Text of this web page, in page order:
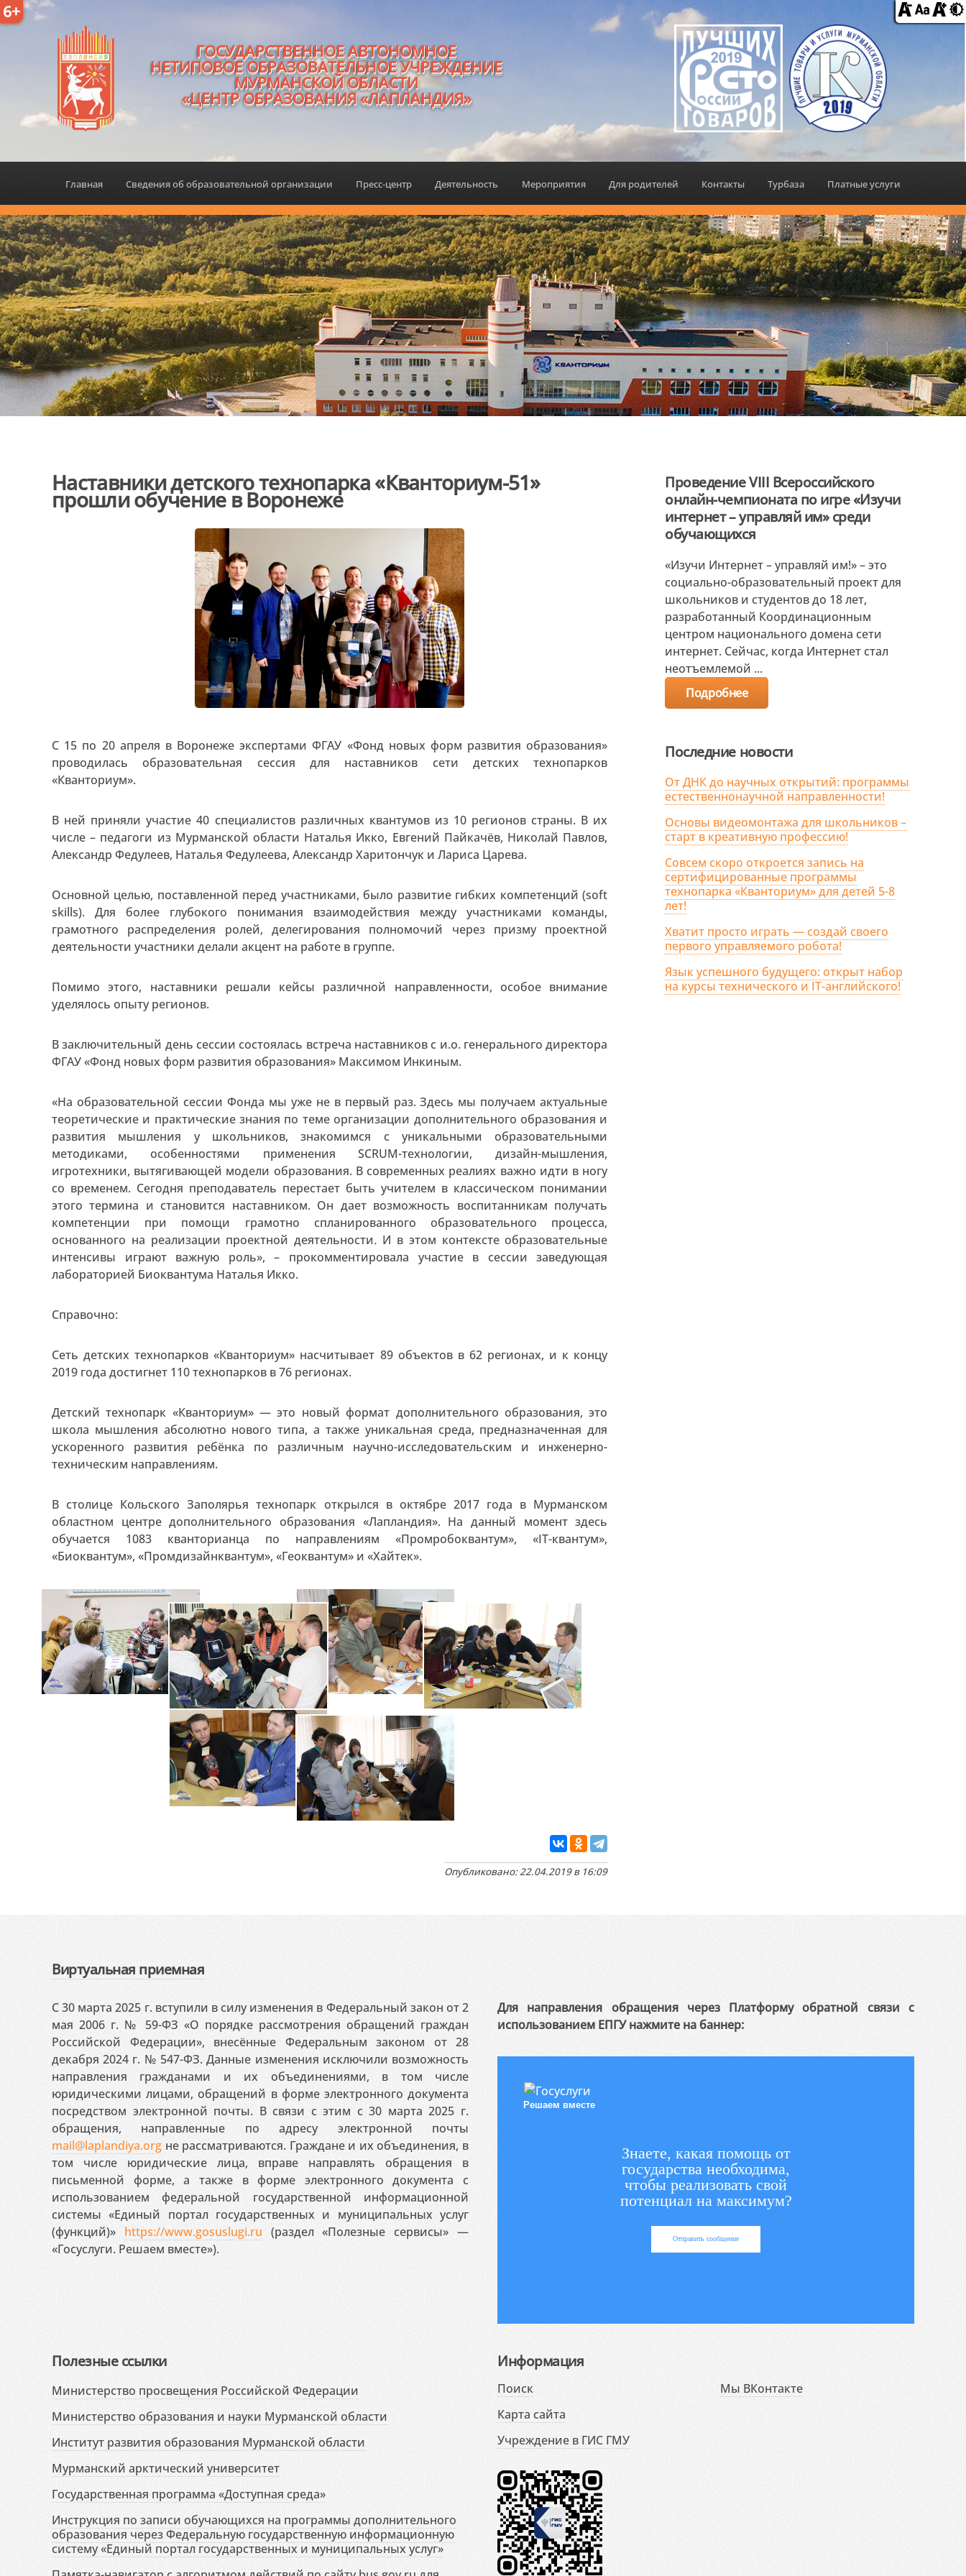
6+
ГОСУДАРСТВЕННОЕ АВТОНОМНОЕ
НЕТИПОВОЕ ОБРАЗОВАТЕЛЬНОЕ УЧРЕЖДЕНИЕ
МУРМАНСКОЙ ОБЛАСТИ
«ЦЕНТР ОБРАЗОВАНИЯ «ЛАПЛАНДИЯ»
Главная Сведения об образовательной организации Пресс-центр Деятельность Мероприятия Для родителей Контакты Турбаза Платные услуги
Наставники детского технопарка «Кванториум-51»
прошли обучение в Воронеже
С 15 по 20 апреля в Воронеже экспертами ФГАУ «Фонд новых форм развития образования»
проводилась образовательная сессия для наставников сети детских технопарков
«Кванториум».
В ней приняли участие 40 специалистов различных квантумов из 10 регионов страны. В их
числе – педагоги из Мурманской области Наталья Икко, Евгений Пайкачёв, Николай Павлов,
Александр Федулеев, Наталья Федулеева, Александр Харитончук и Лариса Царева.
Основной целью, поставленной перед участниками, было развитие гибких компетенций (soft
skills). Для более глубокого понимания взаимодействия между участниками команды,
грамотного распределения ролей, делегирования полномочий через призму проектной
деятельности участники делали акцент на работе в группе.
Помимо этого, наставники решали кейсы различной направленности, особое внимание
уделялось опыту регионов.
В заключительный день сессии состоялась встреча наставников с и.о. генерального директора
ФГАУ «Фонд новых форм развития образования» Максимом Инкиным.
«На образовательной сессии Фонда мы уже не в первый раз. Здесь мы получаем актуальные
теоретические и практические знания по теме организации дополнительного образования и
развития мышления у школьников, знакомимся с уникальными образовательными
методиками, особенностями применения SCRUM-технологии, дизайн-мышления,
игротехники, вытягивающей модели образования. В современных реалиях важно идти в ногу
со временем. Сегодня преподаватель перестает быть учителем в классическом понимании
этого термина и становится наставником. Он дает возможность воспитанникам получать
компетенции при помощи грамотно спланированного образовательного процесса,
основанного на реализации проектной деятельности. И в этом контексте образовательные
интенсивы играют важную роль», – прокомментировала участие в сессии заведующая
лабораторией Биоквантума Наталья Икко.
Справочно:
Сеть детских технопарков «Кванториум» насчитывает 89 объектов в 62 регионах, и к концу
2019 года достигнет 110 технопарков в 76 регионах.
Детский технопарк «Кванториум» — это новый формат дополнительного образования, это
школа мышления абсолютно нового типа, а также уникальная среда, предназначенная для
ускоренного развития ребёнка по различным научно-исследовательским и инженерно-
техническим направлениям.
В столице Кольского Заполярья технопарк открылся в октябре 2017 года в Мурманском
областном центре дополнительного образования «Лапландия». На данный момент здесь
обучается 1083 кванторианца по направлениям «Промробоквантум», «IT-квантум»,
«Биоквантум», «Промдизайнквантум», «Геоквантум» и «Хайтек».
Опубликовано: 22.04.2019 в 16:09
Проведение VIII Всероссийского
онлайн-чемпионата по игре «Изучи
интернет – управляй им» среди
обучающихся
«Изучи Интернет – управляй им!» – это
социально-образовательный проект для
школьников и студентов до 18 лет,
разработанный Координационным
центром национального домена сети
интернет. Сейчас, когда Интернет стал
неотъемлемой ...
Подробнее
Последние новости
От ДНК до научных открытий: программы
естественнонаучной направленности!
Основы видеомонтажа для школьников –
старт в креативную профессию!
Совсем скоро откроется запись на
сертифицированные программы
технопарка «Кванториум» для детей 5-8
лет!
Хватит просто играть — создай своего
первого управляемого робота!
Язык успешного будущего: открыт набор
на курсы технического и IT-английского!
Виртуальная приемная
С 30 марта 2025 г. вступили в силу изменения в Федеральный закон от 2
мая 2006 г. № 59-ФЗ «О порядке рассмотрения обращений граждан
Российской Федерации», внесённые Федеральным законом от 28
декабря 2024 г. № 547-ФЗ. Данные изменения исключили возможность
направления гражданами и их объединениями, в том числе
юридическими лицами, обращений в форме электронного документа
посредством электронной почты. В связи с этим с 30 марта 2025 г.
обращения, направленные по адресу электронной почты
mail@laplandiya.org не рассматриваются. Граждане и их объединения, в
том числе юридические лица, вправе направлять обращения в
письменной форме, а также в форме электронного документа с
использованием федеральной государственной информационной
системы «Единый портал государственных и муниципальных услуг
(функций)» https://www.gosuslugi.ru (раздел «Полезные сервисы» —
«Госуслуги. Решаем вместе»).
Для направления обращения через Платформу обратной связи с
использованием ЕПГУ нажмите на баннер:
Решаем вместе
Знаете, какая помощь от
государства необходима,
чтобы реализовать свой
потенциал на максимум?
Отправить сообщение
Полезные ссылки
Министерство просвещения Российской Федерации
Министерство образования и науки Мурманской области
Институт развития образования Мурманской области
Мурманский арктический университет
Государственная программа «Доступная среда»
Инструкция по записи обучающихся на программы дополнительного
образования через Федеральную государственную информационную
систему «Единый портал государственных и муниципальных услуг»
Информация
Поиск
Карта сайта
Учреждение в ГИС ГМУ
Мы ВКонтакте